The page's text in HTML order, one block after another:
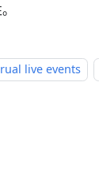
live events